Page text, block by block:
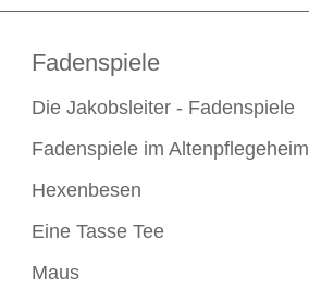
Fadenspiele
Die Jakobsleiter - Fadenspiele
Fadenspiele im Altenpflegeheim
Hexenbesen
Eine Tasse Tee
Maus